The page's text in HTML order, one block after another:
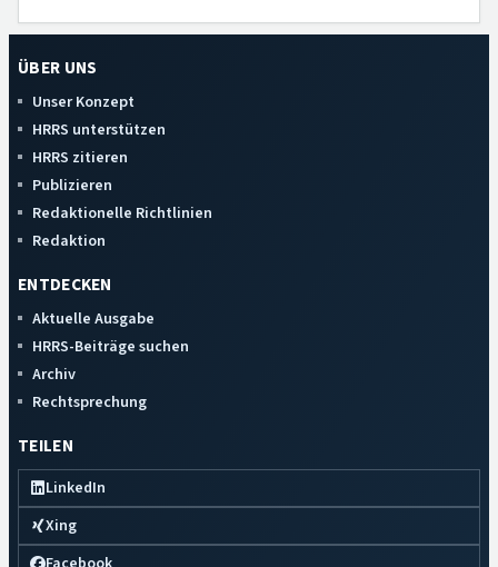
ÜBER UNS
Unser Konzept
HRRS unterstützen
HRRS zitieren
Publizieren
Redaktionelle Richtlinien
Redaktion
ENTDECKEN
Aktuelle Ausgabe
HRRS-Beiträge suchen
Archiv
Rechtsprechung
TEILEN
LinkedIn
Xing